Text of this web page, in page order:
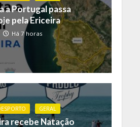
a Portugal passa
pela Ericeira
Há 7 horas
GERAL
recebe Natação